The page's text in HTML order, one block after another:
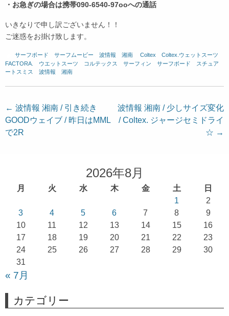
・お急ぎの場合は携帯090-6540-97ooへの通話
いきなりで申し訳ございません！！
ご迷惑をお掛け致します。
サーフボード サーフムービー 波情報 湘南 Coltex Coltex.ウェットスーツ
FACTORA.
ウエットスーツ コルテックス サーフィン サーフボード
スチュア
ートスミス
波情報 湘南
投
稿
ナ
← 波情報 湘南 / 引き続き
GOODウェイブ / 昨日はMML
で2R
波情報 湘南 / 少しサイズ変化
/ Coltex. ジャージセミドライ
☆ →
2026年8月
月 火 水 木 金 土
日
1
2
3
4 5 6 7 8
9
10
11 12 13 14 15
16
17
18 19 20 21 22
23
24
25 26 27 28 29
30
31
« 7月
カテゴリー